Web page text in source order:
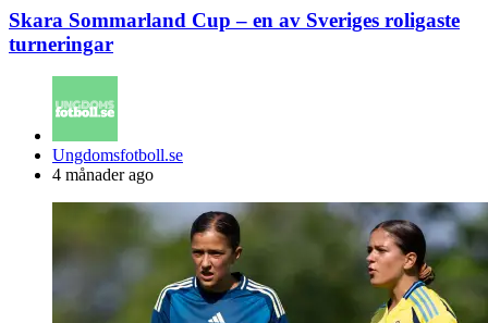
Skara Sommarland Cup – en av Sveriges roligaste
turneringar
Posted
by
Ungdomsfotboll.se
4 månader ago